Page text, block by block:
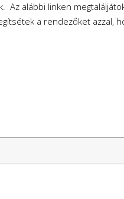
alábbi linken
a rendezőket azzal,